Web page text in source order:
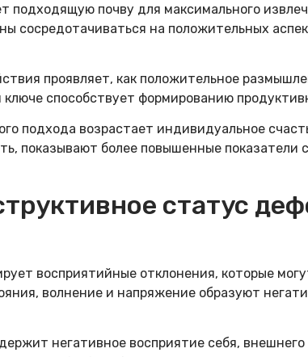
почву для максимального
сосредотачиваться на положительных
проявляет, как положительное
способствует формированию
подхода возрастает индивидуальное
показывают более повышенные
статус
восприятийные отклонения, которые
волнение и напряжение образуют
негативное восприятие себя,